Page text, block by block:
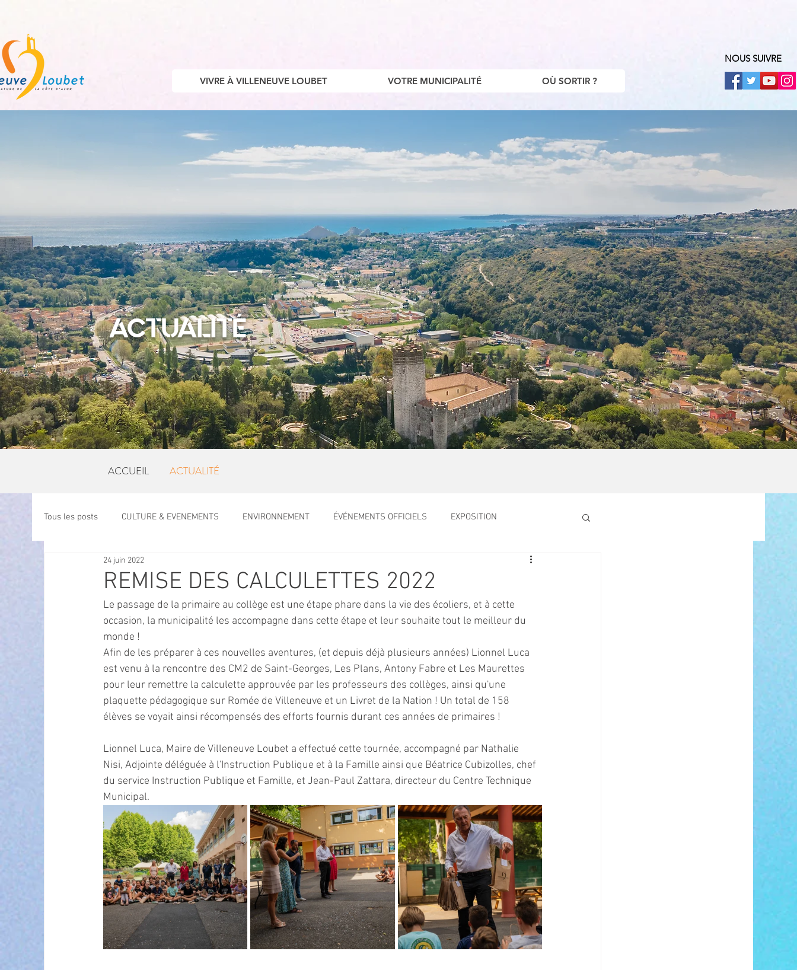
VIVRE À VILLENEUVE LOUBET VOTRE MUNICIPALITÉ OÙ SORTIR ?
NOUS SUIVRE
ACTUALITÉ
ACCUEIL ACTUALITÉ
Tous les posts CULTURE & EVENEMENTS ENVIRONNEMENT ÉVÉNEMENTS OFFICIELS EXPOSITION
OFFRES D'EMPLOI
ECO MOBILITE PETITE ENFANCE TOURISME ARCHIVES ET PATRIMOINE
Instruction Publique & Familles PRESSE TRANSPORT SENIORS Activité culture & musique
FETES & MANIFESTATIONS SECURITE HANDICAP CENTRE DE LOISIRS PREVENTION DE LA DELINQUANCE
POLE CULTUREL AUGUSTE ESCOFFIER Science
REMISE DES CALCULETTES 2022
24 juin 2022
Le passage de la primaire au collège est une étape phare dans la vie des écoliers, et à cette
occasion, la municipalité les accompagne dans cette étape et leur souhaite tout le meilleur du
monde !
Afin de les préparer à ces nouvelles aventures, (et depuis déjà plusieurs années) Lionnel Luca
est venu à la rencontre des CM2 de Saint-Georges, Les Plans, Antony Fabre et Les Maurettes
pour leur remettre la calculette approuvée par les professeurs des collèges, ainsi qu'une
plaquette pédagogique sur Romée de Villeneuve et un Livret de la Nation ! Un total de 158
élèves se voyait ainsi récompensés des efforts fournis durant ces années de primaires !
Lionnel Luca, Maire de Villeneuve Loubet a effectué cette tournée, accompagné par Nathalie
Nisi, Adjointe déléguée à l'Instruction Publique et à la Famille ainsi que Béatrice Cubizolles, chef
du service Instruction Publique et Famille, et Jean-Paul Zattara, directeur du Centre Technique
Municipal.